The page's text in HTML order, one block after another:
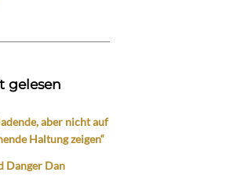
gelesen
aber nicht auf
Haltung zeigen“
Danger Dan